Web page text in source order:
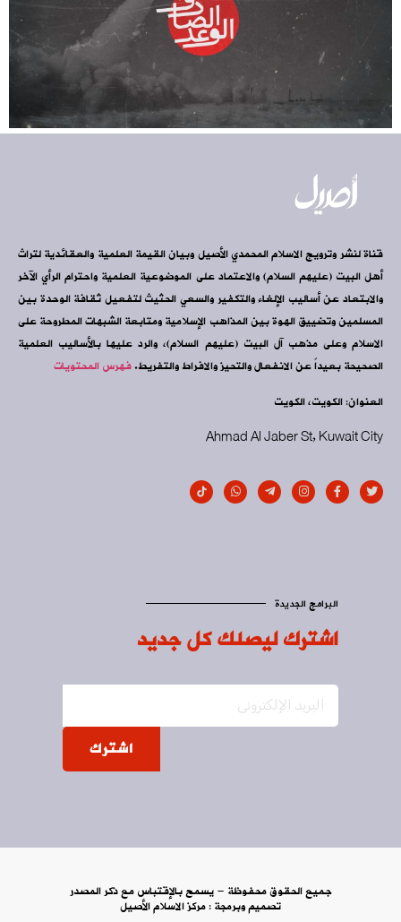
قناة لنشر وترويج الاسلام المحمدي الأصيل وبيان القيمة العلمية والعقائدية لتراث
أهل البيت (عليهم السلام) والاعتماد على الموضوعية العلمية واحترام الرأي الآخر
والابتعاد عن أساليب الإلغاء والتكفير والسعي الحثيث لتفعيل ثقافة الوحدة بين
المسلمين وتضييق الهوة بين المذاهب الإسلامية ومتابعة الشبهات المطروحة على
الاسلام وعلى مذهب آل البيت (عليهم السلام)، والرد عليها بالأساليب العلمية
الصحيحة بعيداً عن الانفعال والتحيز والافراط والتفريط.فهرس المحتويات
العنوان: الكويت، الكويت
Ahmad Al Jaber St, Kuwait City
البرامج الجديدة
اشترك ليصلك كل جديد
اشترك
جميع الحقوق محفوظة - يسمح بالإقتباس مع ذكر المصدر
تصميم وبرمجة :مركز الاسلام الأصيل